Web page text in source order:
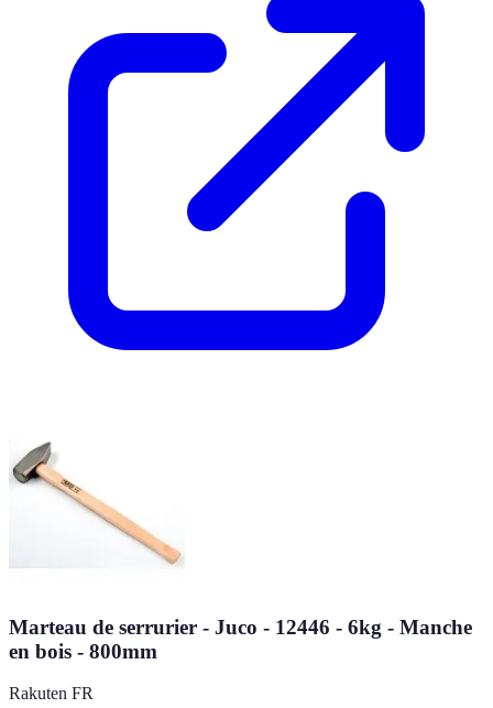
Marteau de serrurier - Juco - 12446 - 6kg - Manche
en bois - 800mm
Rakuten FR